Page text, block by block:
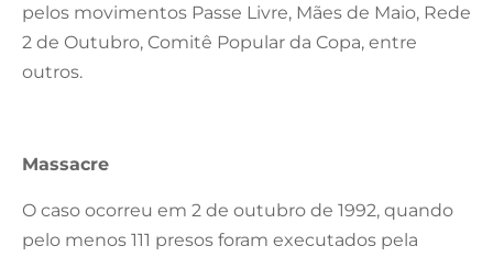
pelos movimentos Passe Livre, Mães de Maio, Rede
2 de Outubro, Comitê Popular da Copa, entre
outros.
Massacre
O caso ocorreu em 2 de outubro de 1992, quando
pelo menos 111 presos foram executados pela